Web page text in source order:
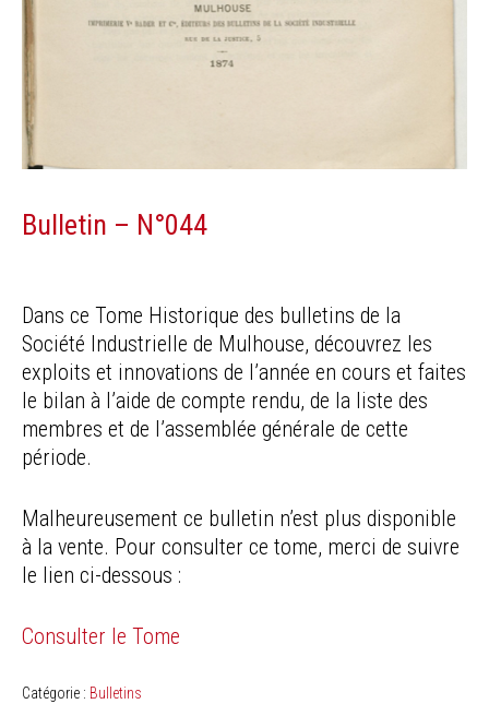
Bulletin – N°044
Dans ce Tome Historique des bulletins de la
Société Industrielle de Mulhouse, découvrez les
exploits et innovations de l’année en cours et faites
le bilan à l’aide de compte rendu, de la liste des
membres et de l’assemblée générale de cette
période.
Malheureusement ce bulletin n’est plus disponible
à la vente. Pour consulter ce tome, merci de suivre
le lien ci-dessous :
Consulter le Tome
Catégorie : Bulletins